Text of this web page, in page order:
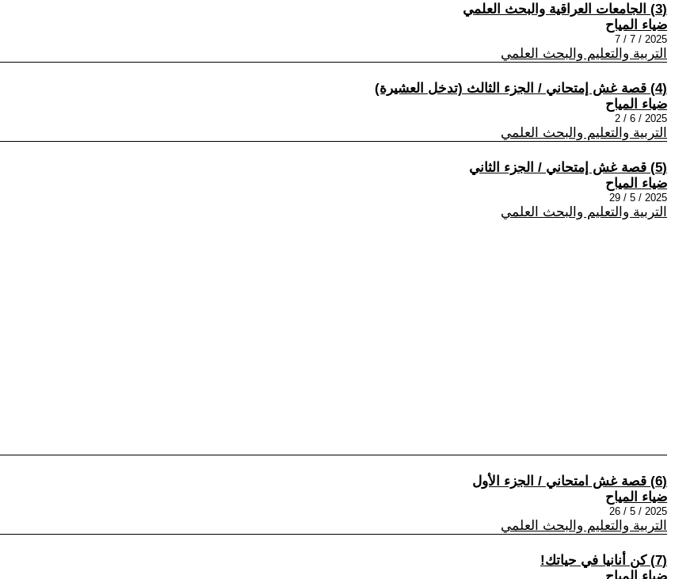
(3) الجامعات العراقية والبحث العلمي
ضياء المياح
2025 / 7 / 7
التربية والتعليم والبحث العلمي
(4) قصة غش إمتحاني / الجزء الثالث (تدخل العشيرة)
ضياء المياح
2025 / 6 / 2
التربية والتعليم والبحث العلمي
(5) قصة غش إمتحاني / الجزء الثاني
ضياء المياح
2025 / 5 / 29
التربية والتعليم والبحث العلمي
(6) قصة غش امتحاني / الجزء الأول
ضياء المياح
2025 / 5 / 26
التربية والتعليم والبحث العلمي
(7) كن أنانيا في حياتك!